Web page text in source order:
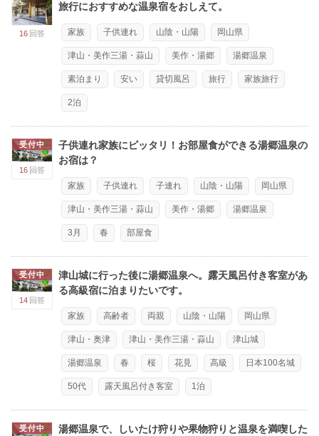
16 回答
旅行におすすめな温泉宿をおしえて。
家族 子供連れ 山陰・山陽 岡山県
津山・美作三湯・蒜山 美作・湯郷 湯郷温泉
素泊まり 安い 貸切風呂 旅行 家族旅行
2泊
受付中
16 回答
子供連れ家族にピッタリ！お部屋食ができる湯郷温泉の
お宿は？
家族 子供連れ 子連れ 山陰・山陽 岡山県
津山・美作三湯・蒜山 美作・湯郷 湯郷温泉
3月 春 部屋食
受付中
14 回答
津山城に行った後に湯郷温泉へ。露天風呂付き客室があ
る高級宿に泊まりたいです。
家族 高齢者 両親 山陰・山陽 岡山県
津山・奥津 津山・美作三湯・蒜山 津山城
湯郷温泉 春 桜 花見 高級 日本100名城
50代 露天風呂付き客室 1泊
受付中
湯郷温泉で、しいたけ狩りや果物狩りと温泉を満喫した